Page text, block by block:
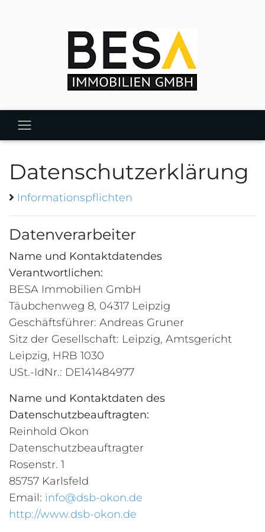
Datenschutzerklärung
Informationspflichten
Datenverarbeiter
Name und Kontaktdatendes
Verantwortlichen:
BESA Immobilien GmbH
Täubchenweg 8, 04317 Leipzig
Geschäftsführer: Andreas Gruner
Sitz der Gesellschaft: Leipzig, Amtsgericht
Leipzig, HRB 1030
USt.-IdNr.: DE141484977
Name und Kontaktdaten des
Datenschutzbeauftragten:
Reinhold Okon
Datenschutzbeauftragter
Rosenstr. 1
85757 Karlsfeld
Email: info@dsb-okon.de
http://www.dsb-okon.de